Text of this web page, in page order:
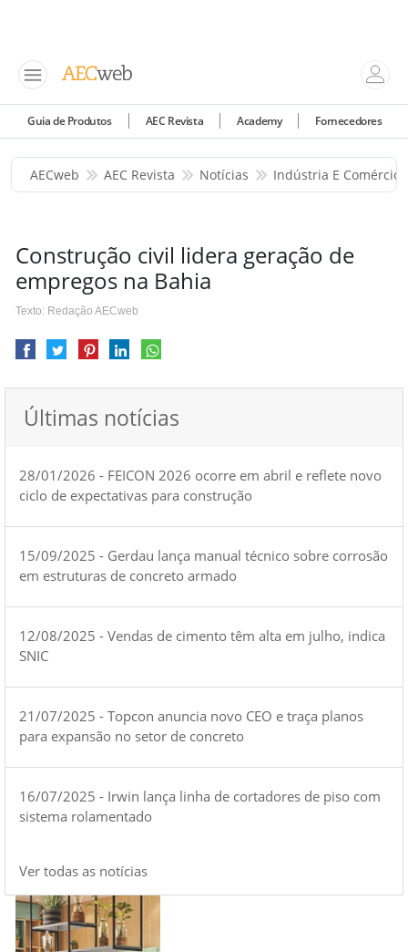
Guia de Produtos AEC Revista Academy Fornecedores
AECweb AEC Revista Notícias Indústria E Comércio
Construção civil lidera geração de
empregos na Bahia
Texto: Redação AECweb
Últimas notícias
28/01/2026 - FEICON 2026 ocorre em abril e reflete novo
ciclo de expectativas para construção
15/09/2025 - Gerdau lança manual técnico sobre corrosão
em estruturas de concreto armado
12/08/2025 - Vendas de cimento têm alta em julho, indica
SNIC
21/07/2025 - Topcon anuncia novo CEO e traça planos
para expansão no setor de concreto
16/07/2025 - Irwin lança linha de cortadores de piso com
sistema rolamentado
Ver todas as notícias